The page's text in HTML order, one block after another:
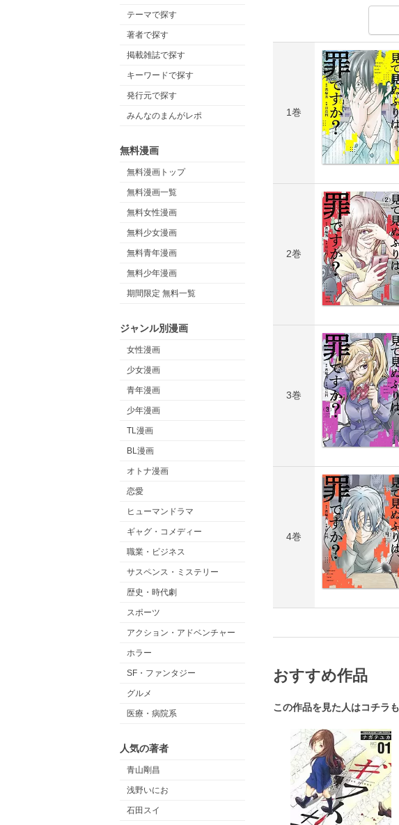
テーマで探す
著者で探す
掲載雑誌で探す
キーワードで探す
発行元で探す
みんなのまんがレポ
無料漫画
無料漫画トップ
無料漫画一覧
無料女性漫画
無料少女漫画
無料青年漫画
無料少年漫画
期間限定 無料一覧
ジャンル別漫画
女性漫画
少女漫画
青年漫画
少年漫画
TL漫画
BL漫画
オトナ漫画
恋愛
ヒューマンドラマ
ギャグ・コメディー
職業・ビジネス
サスペンス・ミステリー
歴史・時代劇
スポーツ
アクション・アドベンチャー
ホラー
SF・ファンタジー
グルメ
医療・病院系
人気の著者
青山剛昌
浅野いにお
石田スイ
1巻
2巻
3巻
4巻
おすすめ作品
この作品を見た人はコチラ